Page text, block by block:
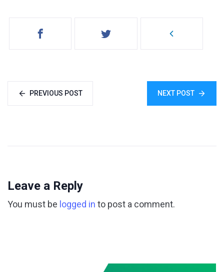
PREVIOUS POST NEXT POST
Leave a Reply
You must be logged in to post a comment.